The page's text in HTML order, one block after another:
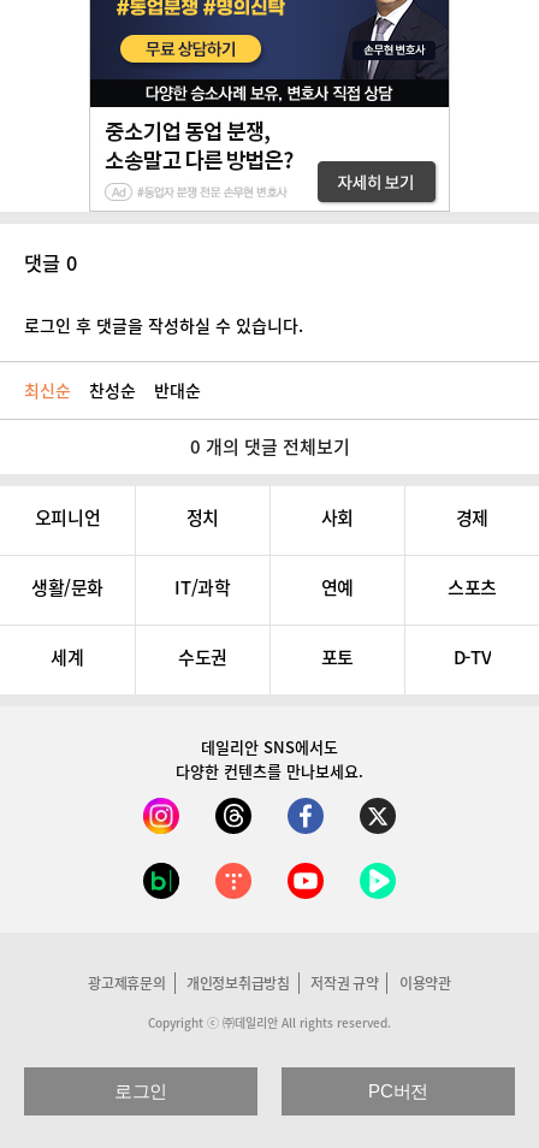
댓글 0
로그인 후 댓글을 작성하실 수 있습니다.
최신순 찬성순 반대순
0 개의 댓글 전체보기
오피니언 정치 사회 경제
생활/문화 IT/과학 연예 스포츠
세계 수도권 포토 D-TV
데일리안 SNS에서도
다양한 컨텐츠를 만나보세요.
광고제휴문의 개인정보취급방침 저작권 규약 이용약관
Copyright ⓒ ㈜데일리안 All rights reserved.
로그인 PC버전